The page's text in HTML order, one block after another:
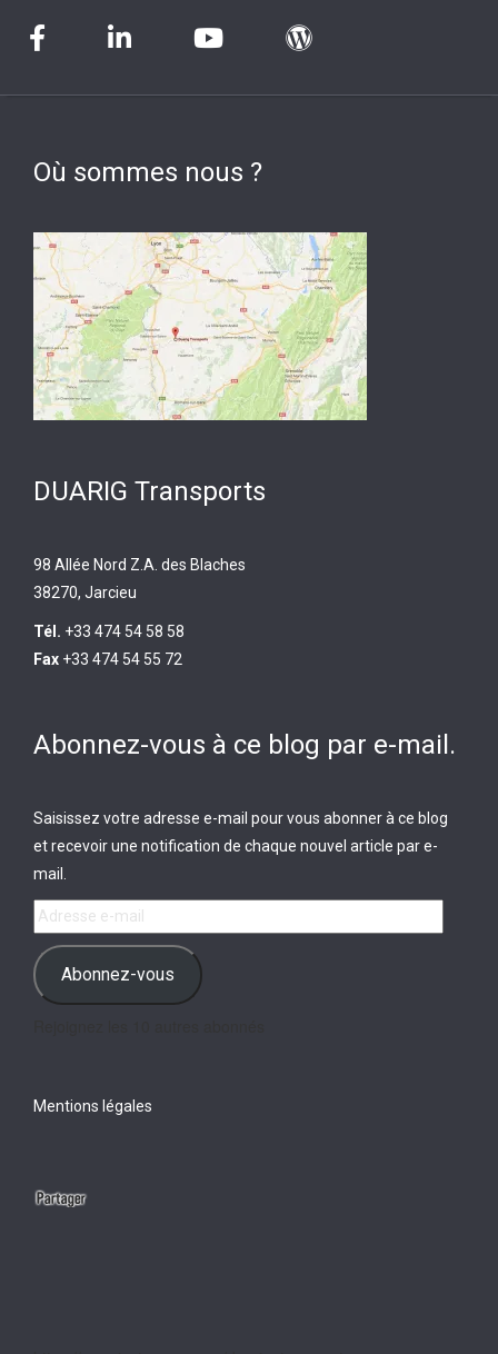
Où sommes nous ?
DUARIG Transports
98 Allée Nord Z.A. des Blaches
38270, Jarcieu
Tél. +33 474 54 58 58
Fax +33 474 54 55 72
Abonnez-vous à ce blog par e-mail.
Saisissez votre adresse e-mail pour vous abonner à ce blog
et recevoir une notification de chaque nouvel article par e-
mail.
Adresse
e-
mail Abonnez-vous
Mentions légales